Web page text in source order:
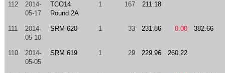
112
2014-
05-17
TCO14
Round 2A
1 167 211.18
111
2014-
05-10
SRM 620 1 33 231.86 0.00 382.66
110
2014-
05-05
SRM 619 1 29 229.96 260.22